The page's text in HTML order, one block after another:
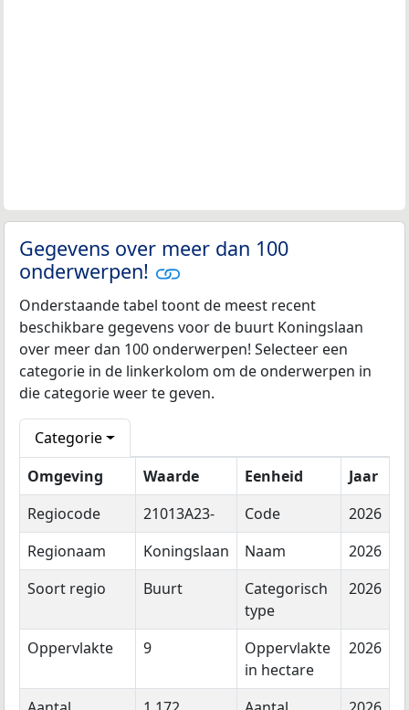
Gegevens over meer dan 100
onderwerpen!
Onderstaande tabel toont de meest recent
beschikbare gegevens voor de buurt Koningslaan
over meer dan 100 onderwerpen! Selecteer een
categorie in de linkerkolom om de onderwerpen in
die categorie weer te geven.
Categorie
Omgeving
Waarde Eenheid
Jaar
Regiocode
21013A23- Code
2026
Regionaam
Koningslaan Naam
2026
Soort regio
Buurt
Categorisch
type
2026
Oppervlakte 9
Oppervlakte
in hectare
2026